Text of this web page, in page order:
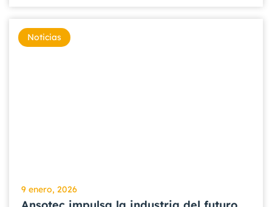
Noticias
9 enero, 2026